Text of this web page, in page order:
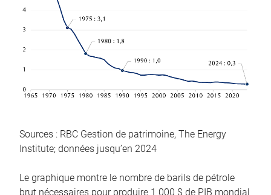
Sources : RBC Gestion de patrimoine, The Energy
Institute; données jusqu’en 2024
Le graphique montre le nombre de barils de pétrole
brut nécessaires pour produire 1 000 $ de PIB mondial